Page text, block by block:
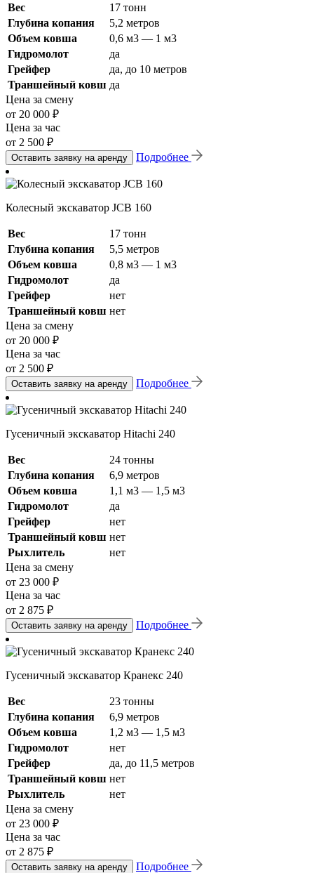
Вес
17 тонн
Глубина копания
5,2 метров
Объем ковша
0,6 м3 — 1 м3
Гидромолот
да
Грейфер
да, до 10 метров
Траншейный ковш да
Цена за смену
от 20 000 ₽
Цена за час
от 2 500 ₽
Оставить заявку на аренду Подробнее
Колесный экскаватор JCB 160
Вес
17 тонн
Глубина копания
5,5 метров
Объем ковша
0,8 м3 — 1 м3
Гидромолот
да
Грейфер
нет
Траншейный ковш нет
Цена за смену
от 20 000 ₽
Цена за час
от 2 500 ₽
Оставить заявку на аренду Подробнее
Гусеничный экскаватор Hitachi 240
Вес
24 тонны
Глубина копания
6,9 метров
Объем ковша
1,1 м3 — 1,5 м3
Гидромолот
да
Грейфер
нет
Траншейный ковш нет
Рыхлитель
нет
Цена за смену
от 23 000 ₽
Цена за час
от 2 875 ₽
Оставить заявку на аренду Подробнее
Гусеничный экскаватор Кранекс 240
Вес
23 тонны
Глубина копания
6,9 метров
Объем ковша
1,2 м3 — 1,5 м3
Гидромолот
нет
Грейфер
да, до 11,5 метров
Траншейный ковш нет
Рыхлитель
нет
Цена за смену
от 23 000 ₽
Цена за час
от 2 875 ₽
Оставить заявку на аренду Подробнее